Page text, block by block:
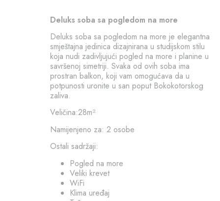
Deluks soba sa pogledom na more
Deluks soba sa pogledom na more je elegantna
smještajna jedinica dizajnirana u studijskom stilu
koja nudi zadivljujući pogled na more i planine u
savršenoj simetriji. Svaka od ovih soba ima
prostran balkon, koji vam omogućava da u
potpunosti uronite u san poput Bokokotorskog
zaliva.
Veličina:28m²
Namijenjeno za: 2 osobe
Ostali sadržaji:
Pogled na more
Veliki krevet
WiFi
Klima uređaj